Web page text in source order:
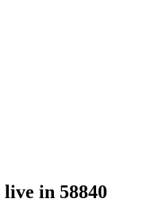
live in 58840